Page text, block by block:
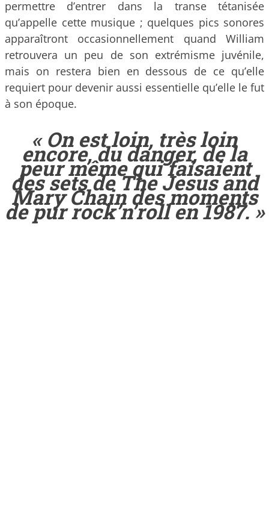
permettre d’entrer dans la transe tétanisée
qu’appelle cette musique ; quelques pics sonores
apparaîtront occasionnellement quand William
retrouvera un peu de son extrémisme juvénile,
mais on restera bien en dessous de ce qu’elle
requiert pour devenir aussi essentielle qu’elle le fut
à son époque.
« On est loin, très loin
encore, du danger, de la
peur même qui faisaient
des sets deThe Jesus and
Mary Chaindes moments
de pur rock’n’roll en 1987. »